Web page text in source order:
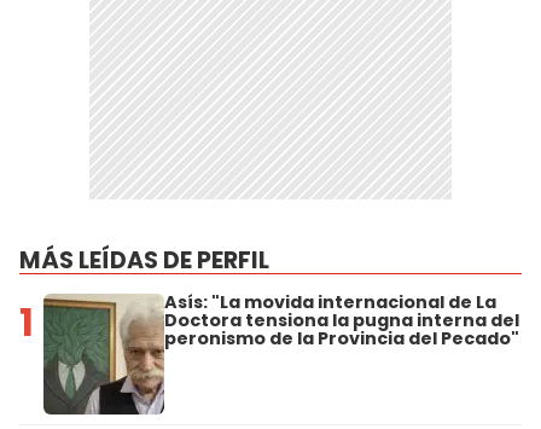
MÁS LEÍDAS DE PERFIL
1 Asís: "La movida internacional de La
Doctora tensiona la pugna interna del
peronismo de la Provincia del Pecado"